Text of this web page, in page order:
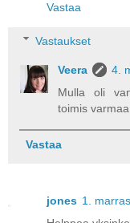
Vastaa
Vastaukset
Veera
4.
Mulla oli
toimis
Vastaa
jones 1.